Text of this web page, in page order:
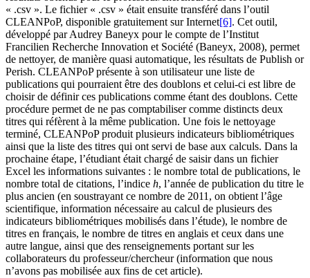
« .csv ». Le fichier « .csv » était ensuite transféré dans l’outil
CLEANPoP, disponible gratuitement sur Internet[6]. Cet outil,
développé par Audrey Baneyx pour le compte de l’Institut
Francilien Recherche Innovation et Société (Baneyx, 2008), permet
de nettoyer, de manière quasi automatique, les résultats de Publish or
Perish. CLEANPoP présente à son utilisateur une liste de
publications qui pourraient être des doublons et celui-ci est libre de
choisir de définir ces publications comme étant des doublons. Cette
procédure permet de ne pas comptabiliser comme distincts deux
titres qui réfèrent à la même publication. Une fois le nettoyage
terminé, CLEANPoP produit plusieurs indicateurs bibliométriques
ainsi que la liste des titres qui ont servi de base aux calculs. Dans la
prochaine étape, l’étudiant était chargé de saisir dans un fichier
Excel les informations suivantes : le nombre total de publications, le
nombre total de citations, l’indice h, l’année de publication du titre le
plus ancien (en soustrayant ce nombre de 2011, on obtient l’âge
scientifique, information nécessaire au calcul de plusieurs des
indicateurs bibliométriques mobilisés dans l’étude), le nombre de
titres en français, le nombre de titres en anglais et ceux dans une
autre langue, ainsi que des renseignements portant sur les
collaborateurs du professeur/chercheur (information que nous
n’avons pas mobilisée aux fins de cet article).